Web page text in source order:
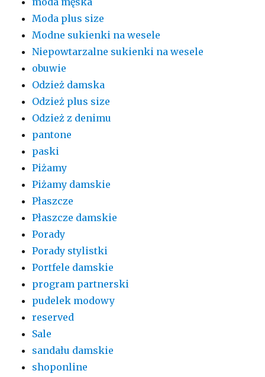
Moda plus size
Modne sukienki na wesele
Niepowtarzalne sukienki na wesele
obuwie
Odzież damska
Odzież plus size
Odzież z denimu
pantone
paski
Piżamy
Piżamy damskie
Płaszcze
Płaszcze damskie
Porady
Porady stylistki
Portfele damskie
program partnerski
pudelek modowy
reserved
Sale
sandału damskie
shoponline